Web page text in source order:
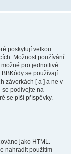
poskytují velkou
Možnost používání
pro jednotlivé
se používají
závorkách [ a ] a ne v
se podívejte na
se píší příspěvky.
jako HTML.
nahradit použitím